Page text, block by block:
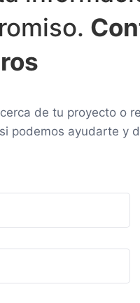
de tu proyecto o
podemos ayudarte y